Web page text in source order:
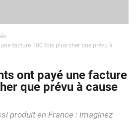
facture 100 fois plus cher que prévu à
ont payé une facture
que prévu à cause
produit en France : imaginez